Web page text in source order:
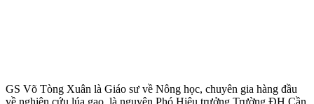
GS Võ Tòng Xuân là Giáo sư về Nông học, chuyên gia hàng đầu